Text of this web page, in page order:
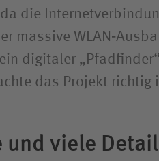
die
massive
digitaler
das Projekt richtig
und viele